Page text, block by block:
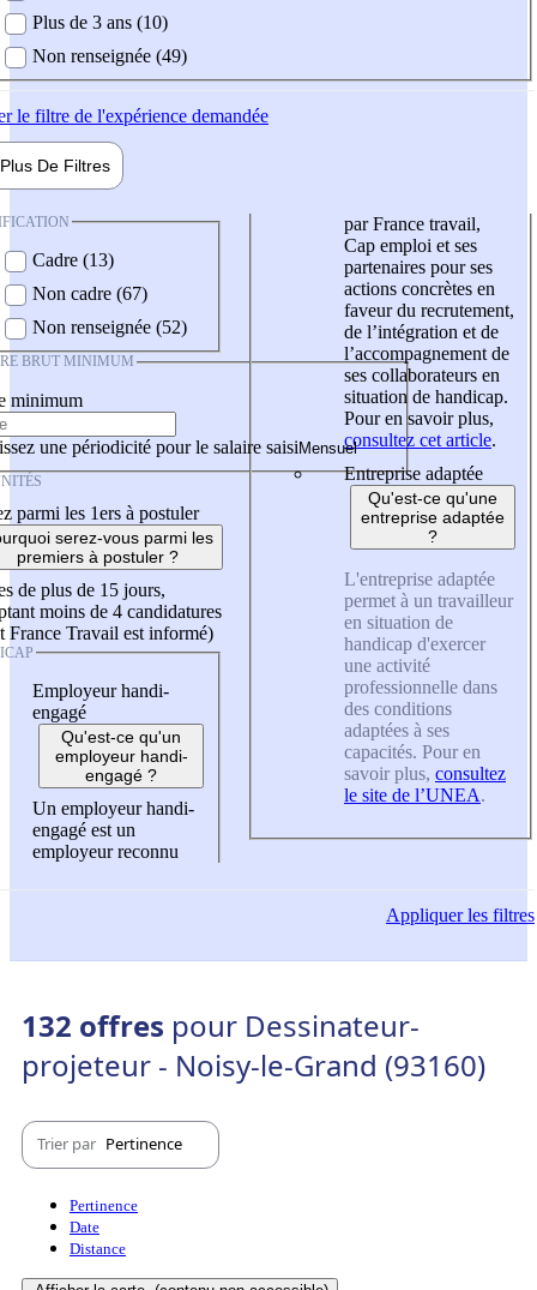
Plus de 3 ans (10)
Non renseignée (49)
le filtre de l'expérience demandée
Plus De Filtres
Cadre (13)
Non cadre (67)
Non renseignée (52)
BRUT MINIMUM
minimum
une périodicité pour le salaire saisi
parmi les 1ers à postuler
serez-vous parmi les
premiers à postuler ?
de plus de 15 jours,
moins de 4 candidatures
France Travail est informé)
Employeur handi-
engagé
Qu'est-ce qu'un
employeur handi-
engagé ?
Un employeur handi-
engagé est un
employeur reconnu
par France travail,
Cap emploi et ses
partenaires pour ses
actions concrètes en
faveur du recrutement,
de l’intégration et de
l’accompagnement de
ses collaborateurs en
situation de handicap.
Pour en savoir plus,
consultez cet article.
Entreprise adaptée
Qu'est-ce qu'une
entreprise adaptée
?
L'entreprise adaptée
permet à un travailleur
en situation de
handicap d'exercer
une activité
professionnelle dans
des conditions
adaptées à ses
capacités. Pour en
savoir plus, consultez
le site de l’UNEA.
Appliquerles filtres
132 offres pour Dessinateur-
projeteur - Noisy-le-Grand (93160)
Trier par Pertinence
Pertinence
Date
Distance